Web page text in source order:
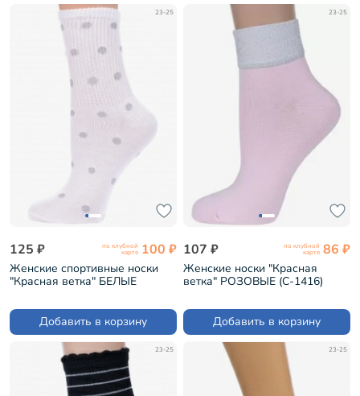
23-25
125 ₽ по клубной
карте 100 ₽
Женские спортивные носки
"Красная ветка" БЕЛЫЕ
Добавить в корзину
23-25
107 ₽ по клубной
карте 86 ₽
Женские носки "Красная
ветка" РОЗОВЫЕ (С-1416)
Добавить в корзину
23-25 23-25